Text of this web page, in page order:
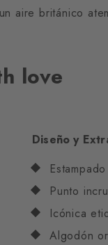
aire británico
love
Diseño y
Punto
Icónica
Algodón